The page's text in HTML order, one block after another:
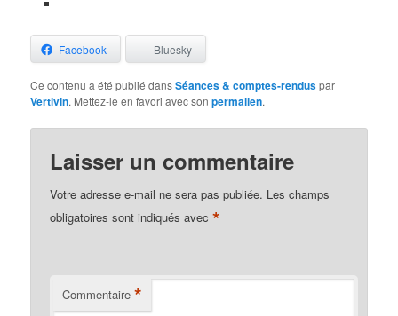
Facebook Bluesky
Ce contenu a été publié dansSéances & comptes-renduspar
Vertivin. Mettez-le en favori avec sonpermalien.
Laisser un commentaire
Votre adresse e-mail ne sera pas publiée. Les champs
obligatoires sont indiqués avec*
Commentaire *